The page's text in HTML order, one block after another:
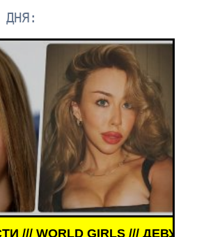
ДНЯ:
/// ДЕВУШКИ